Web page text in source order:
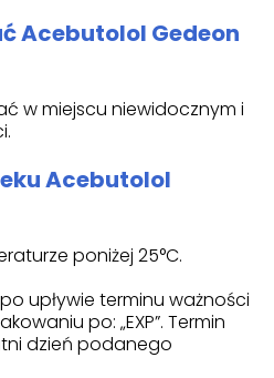
Acebutolol Gedeon
w miejscu niewidocznym i
Acebutolol
poniżej 25°C.
upływie terminu ważności
po: „EXP”. Termin
dzień podanego